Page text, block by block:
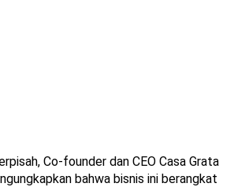
Co-founder dan CEO Casa Grata
bahwa bisnis ini berangkat